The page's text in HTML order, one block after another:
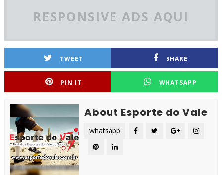
RESPONSIVE ADS AQUI
TWEET SHARE
PIN IT WHATSAPP
About Esporte do Vale
whatsapp